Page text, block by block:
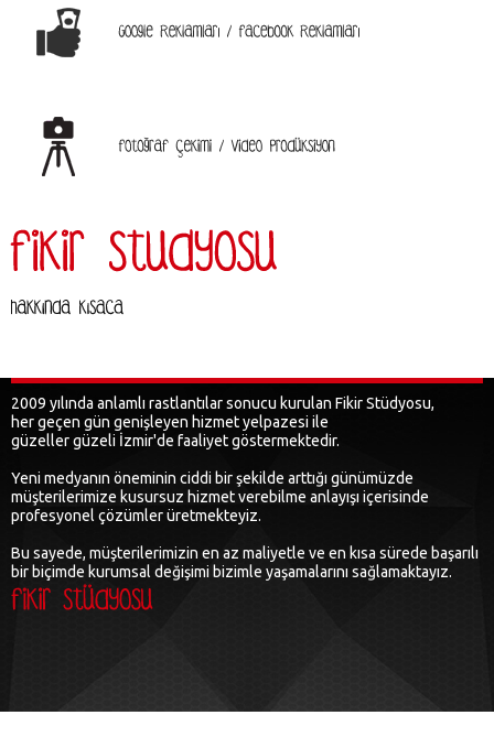
2009 yılında anlamlı rastlantılar sonucu kurulan Fikir Stüdyosu,
her geçen gün genişleyen hizmet yelpazesi ile
güzeller güzeli İzmir'de faaliyet göstermektedir.
Yeni medyanın öneminin ciddi bir şekilde arttığı günümüzde
müşterilerimize kusursuz hizmet verebilme anlayışı içerisinde
profesyonel çözümler üretmekteyiz.
Bu sayede, müşterilerimizin en az maliyetle ve en kısa sürede başarılı
bir biçimde kurumsal değişimi bizimle yaşamalarını sağlamaktayız.